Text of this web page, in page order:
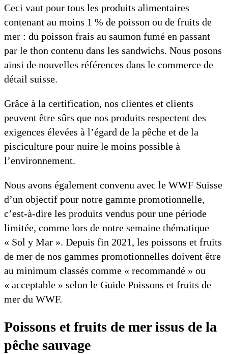
Ceci vaut pour tous les produits alimentaires
contenant au moins 1 % de poisson ou de fruits de
mer : du poisson frais au saumon fumé en passant
par le thon contenu dans les sandwichs. Nous posons
ainsi de nouvelles références dans le commerce de
détail suisse.
Grâce à la certification, nos clientes et clients
peuvent être sûrs que nos produits respectent des
exigences élevées à l’égard de la pêche et de la
pisciculture pour nuire le moins possible à
l’environnement.
Nous avons également convenu avec le WWF Suisse
d’un objectif pour notre gamme promotionnelle,
c’est-à-dire les produits vendus pour une période
limitée, comme lors de notre semaine thématique
« Sol y Mar ». Depuis fin 2021, les poissons et fruits
de mer de nos gammes promotionnelles doivent être
au minimum classés comme « recommandé » ou
« acceptable » selon le Guide Poissons et fruits de
mer du WWF.
Poissons et fruits de mer issus de la
pêche sauvage